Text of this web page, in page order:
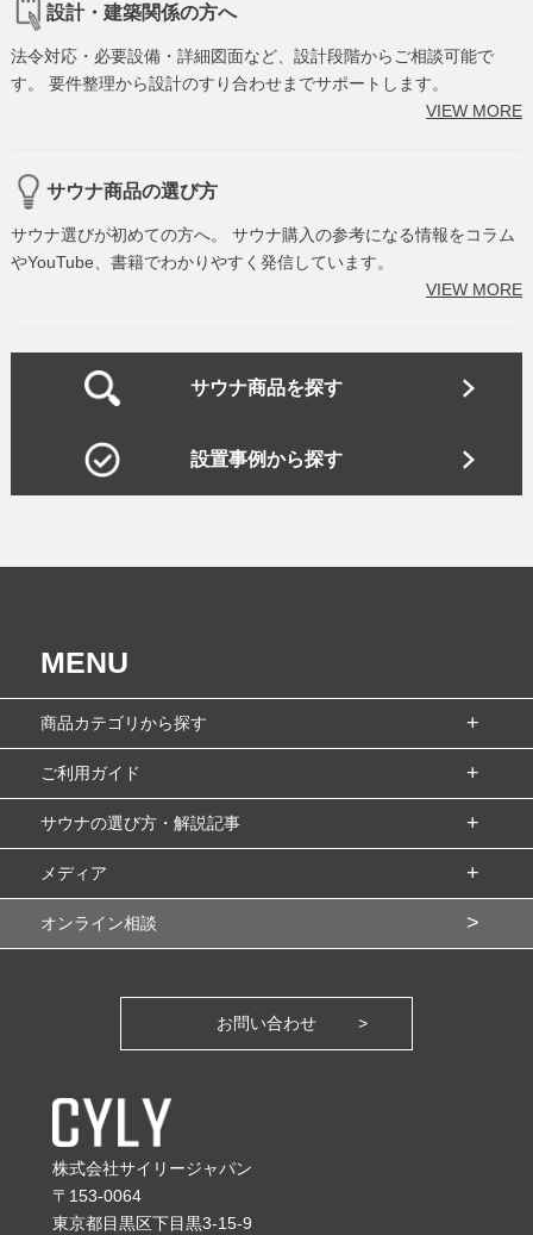
設計・建築関係の方へ
法令対応・必要設備・詳細図面など、設計段階からご相談可能で
す。 要件整理から設計のすり合わせまでサポートします。
VIEW MORE
サウナ商品の選び方
サウナ選びが初めての方へ。 サウナ購入の参考になる情報をコラム
やYouTube、書籍でわかりやすく発信しています。
VIEW MORE
サウナ商品を探す
設置事例から探す
MENU
商品カテゴリから探す
ご利用ガイド
サウナの選び方・解説記事
メディア
オンライン相談
お問い合わせ
株式会社サイリージャパン
〒153-0064
東京都目黒区下目黒3-15-9